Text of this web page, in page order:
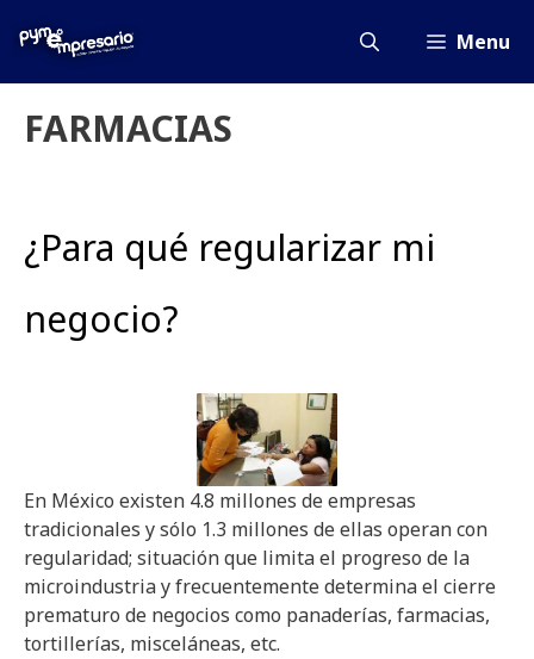
Menu
FARMACIAS
¿Para qué regularizar mi
negocio?
En México existen 4.8 millones de empresas
tradicionales y sólo 1.3 millones de ellas operan con
regularidad; situación que limita el progreso de la
microindustria y frecuentemente determina el cierre
prematuro de negocios como panaderías, farmacias,
tortillerías, misceláneas, etc.